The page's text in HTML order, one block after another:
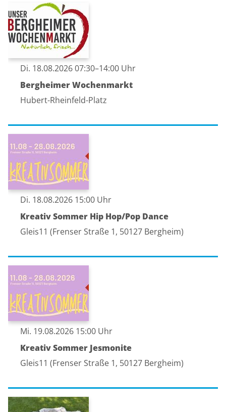
Di. 18.08.2026 07:30–14:00 Uhr
Bergheimer Wochenmarkt
Hubert-Rheinfeld-Platz
Di. 18.08.2026 15:00 Uhr
Kreativ Sommer Hip Hop/Pop Dance
Gleis11 (Frenser Straße 1, 50127 Bergheim)
Mi. 19.08.2026 15:00 Uhr
Kreativ Sommer Jesmonite
Gleis11 (Frenser Straße 1, 50127 Bergheim)